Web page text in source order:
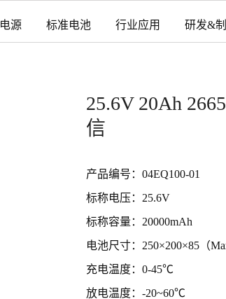
源 标准电池 行业应用 研发&
25.6V 20Ah
信
产品编号：04EQ100-01
标称电压：25.6V
标称容量：20000mAh
电池尺寸：250×200×85（
充电温度：0-45℃
放电温度：-20~60℃